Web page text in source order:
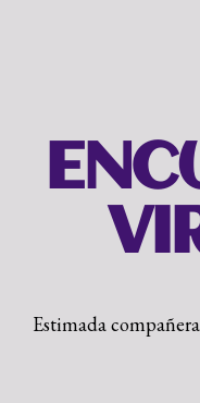
Estimada